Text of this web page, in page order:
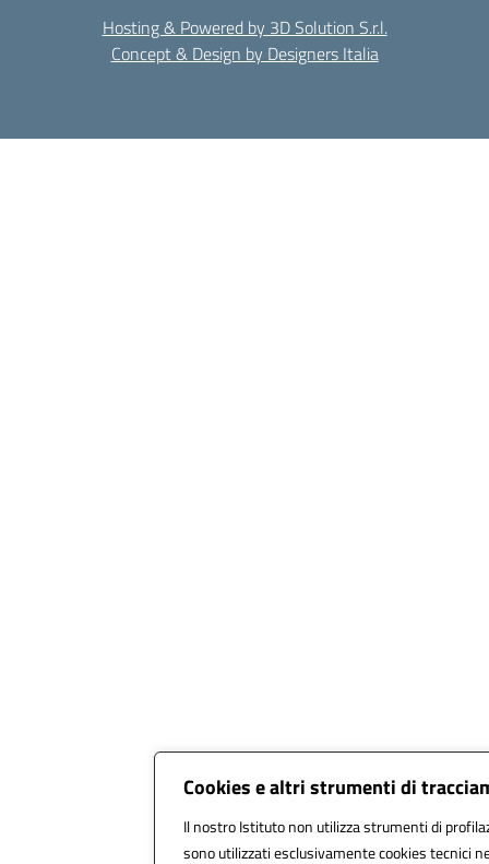
Cookies e altri strumenti di
Il nostro Istituto non utilizza strumenti di
sono utilizzati esclusivamente cookies tecnici
Hosting & Powered by 3D Solution S.r.l.
Concept & Design by Designers Italia